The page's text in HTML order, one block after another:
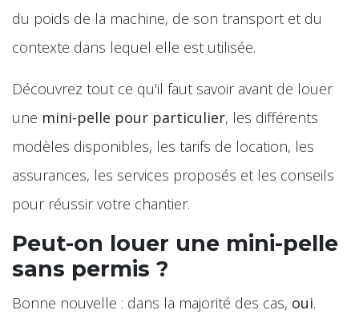
du poids de la machine, de son transport et du
contexte dans lequel elle est utilisée.
Découvrez tout ce qu'il faut savoir avant de louer
une mini-pelle pour particulier, les différents
modèles disponibles, les tarifs de location, les
assurances, les services proposés et les conseils
pour réussir votre chantier.
Peut-on louer une mini-pelle
sans permis ?
Bonne nouvelle : dans la majorité des cas, oui.